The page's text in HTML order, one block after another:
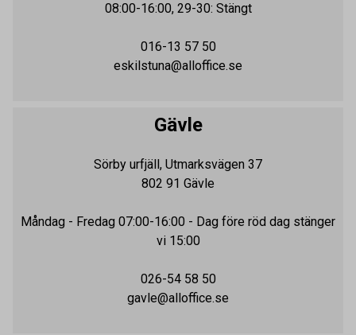
08:00-16:00, 29-30: Stängt
016-13 57 50
eskilstuna@alloffice.se
Gävle
Sörby urfjäll, Utmarksvägen 37
802 91 Gävle
Måndag - Fredag 07:00-16:00 - Dag före röd dag stänger
vi 15:00
026-54 58 50
gavle@alloffice.se